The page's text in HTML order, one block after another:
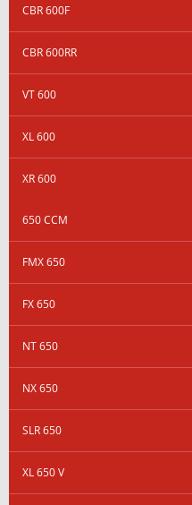
CBR 600F
CBR 600RR
VT 600
XL 600
XR 600
650 CCM
FMX 650
FX 650
NT 650
NX 650
SLR 650
XL 650 V